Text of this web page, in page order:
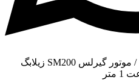
/ موتور گیرلس SM200 زیلابگ